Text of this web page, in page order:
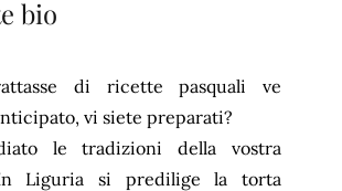
bio
di ricette pasquali ve
vi siete preparati?
le tradizioni della vostra
Liguria si predilige la torta